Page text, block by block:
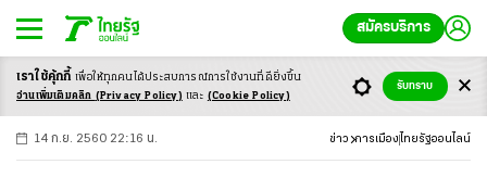
สมัครบริการ
-ก ก ก+
14 ก.ย. 2560 22:16 น. ข่าว การเมือง ไทยรัฐออนไลน์
เราใช้คุ้กกี้ เพื่อให้ทุกคนได้ประสบการณ์การใช้งานที่ดียิ่งขึ้น
อ่านเพิ่มเติมคลิก (Privacy Policy) และ (Cookie Policy)
รับทราบ